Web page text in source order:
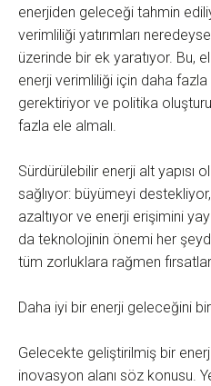
enerjiden geleceği tahmin
verimliliği yatırımları
üzerinde bir ek yaratıyor. Bu,
enerji verimliliği için daha fazla
gerektiriyor ve politika
fazla ele almalı.
Sürdürülebilir enerji alt yapısı
sağlıyor: büyümeyi
azaltıyor ve enerji erişimini
da teknolojinin önemi her
tüm zorluklara rağmen
Daha iyi bir enerji geleceğini
Gelecekte geliştirilmiş bir
inovasyon alanı söz konusu.